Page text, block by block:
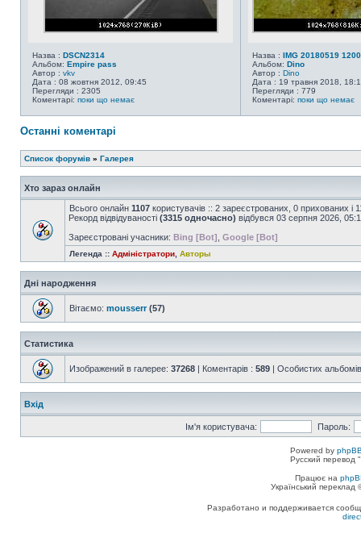
Назва : DSCN2314
Альбом: Empire pass
Автор : vkv
Дата : 08 жовтня 2012, 09:45
Перегляди : 2305
Коментарі: поки що немає
Назва : IMG 20180519
Альбом: Dino
Автор : Dino
Дата : 19 травня 2018,
Перегляди : 779
Коментарі: поки що немає
Останні коментарі
Список форумів » Галерея
Хто зараз онлайн
Всього онлайн 1107 користувачів :: 2 зареєстрованих, 0 прихованих і
Рекорд відвідуваності (3315 одночасно) відбувся 03 серпня 2026,
Зареєстровані учасники: Bing [Bot] Google [Bot]
Легенда :: Адміністратори Авторы
Дні народження
Вітаємо: mousserr(57)
Статистика
Изображений в галерее: 37268 | Коментарів : 589 | Особистих
Вхід
Ім'я користувача: Пароль:
Powered by
Русский перевод
Працює на
Український
Разработано и поддерживается